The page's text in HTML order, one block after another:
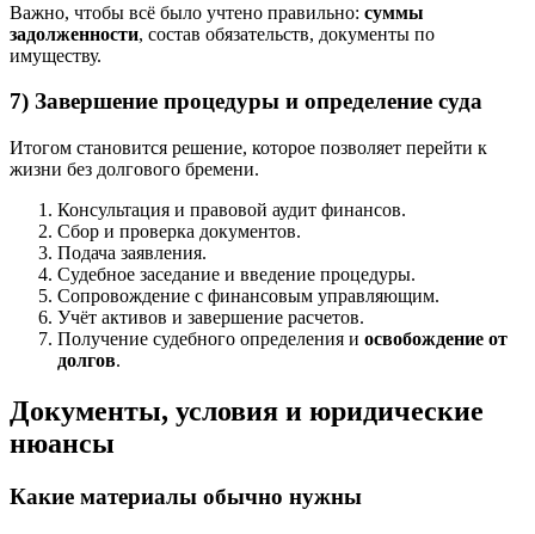
Важно, чтобы всё было учтено правильно: суммы
задолженности, состав обязательств, документы по
имуществу.
7) Завершение процедуры и определение суда
Итогом становится решение, которое позволяет перейти к
жизни без долгового бремени.
Консультация и правовой аудит финансов.
Сбор и проверка документов.
Подача заявления.
Судебное заседание и введение процедуры.
Сопровождение с финансовым управляющим.
Учёт активов и завершение расчетов.
Получение судебного определения и освобождение от
долгов.
Документы, условия и юридические
нюансы
Какие материалы обычно нужны